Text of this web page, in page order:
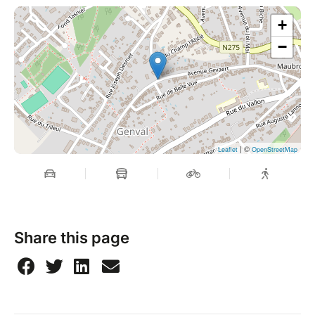
Le cacao est extrêmement riche en antioxydants,
notamment les flavonoïdes, qui ont des propriétés
anti-inflammatoires et peuvent aider à réduire le
risque de maladies cardiovasculaires. Ces
composants agissent également comme protecteurs
neuronaux, pouvant améliorer les fonctions
cognitives et prévenir les maladies
neurodégénératives.
- Magnésium
musculaire et la fonction nerveuse. Le magnésium
peut aider à réduire le stress, l'anxiété et favoriser un
+
−
Leaflet | © OpenStreetMap
Share this page